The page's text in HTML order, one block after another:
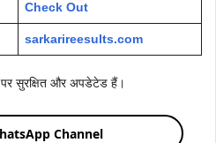
Check Out
sarkarireesults.com
पर सुरक्षित और अपडेटेड हैं।
Channel